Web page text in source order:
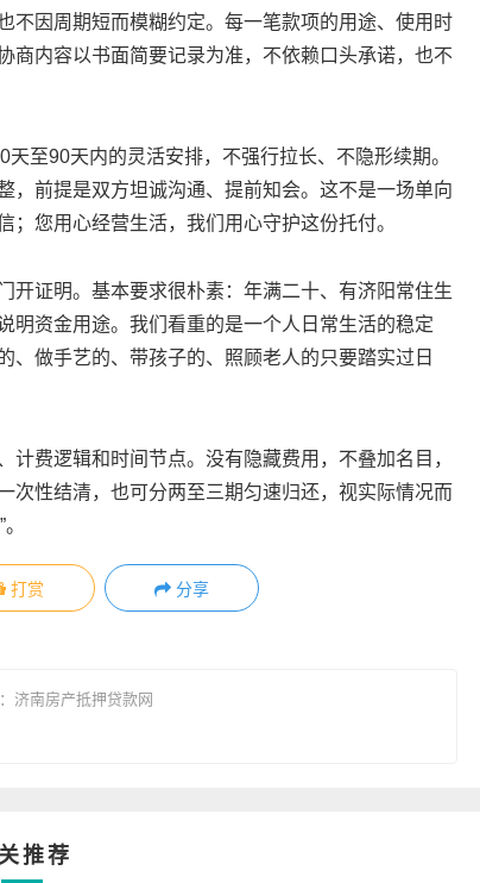
不因周期短而模糊约定。每一笔款项的用途、使用时
商内容以书面简要记录为准，不依赖口头承诺，也不
至90天内的灵活安排，不强行拉长、不隐形续期。
，前提是双方坦诚沟通、提前知会。这不是一场单向
您用心经营生活，我们用心守护这份托付。
开证明。基本要求很朴素：年满二十、有济阳常住生
明资金用途。我们看重的是一个人日常生活的稳定
做手艺的、带孩子的、照顾老人的只要踏实过日
费逻辑和时间节点。没有隐藏费用，不叠加名目，
次性结清，也可分两至三期匀速归还，视实际情况而
打赏 分享
济南房产抵押贷款网
推荐